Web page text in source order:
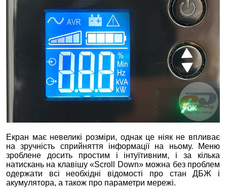
Екран має невеликі розміри, однак це ніяк не впливає
на зручність сприйняття інформації на ньому. Меню
зроблене досить простим і інтуїтивним, і за кілька
натискань на клавішу «Scroll Down» можна без проблем
одержати всі необхідні відомості про стан ДБЖ і
акумулятора, а також про параметри мережі.